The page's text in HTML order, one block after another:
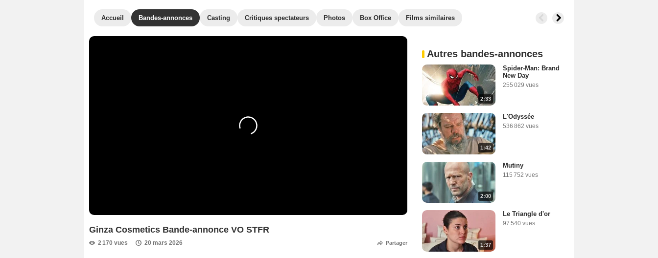
Accueil Bandes-annonces Casting Critiques spectateurs Photos Box Office Films similaires
Ginza Cosmetics Bande-annonce VO STFR
2 170 vues 20 mars 2026 Partager
Autres bandes-annonces
2:33
Spider-Man: Brand
New Day
255 029 vues
1:42
L'Odyssée
536 862 vues
2:00
Mutiny
115 752 vues
1:37
Le Triangle d'or
97 540 vues